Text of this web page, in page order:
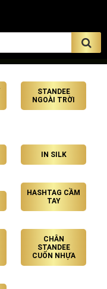
STANDEE
NGOÀI TRỜI
IN SILK
HASHTAG CẦM
TAY
CHÂN
STANDEE
CUỐN NHỰA